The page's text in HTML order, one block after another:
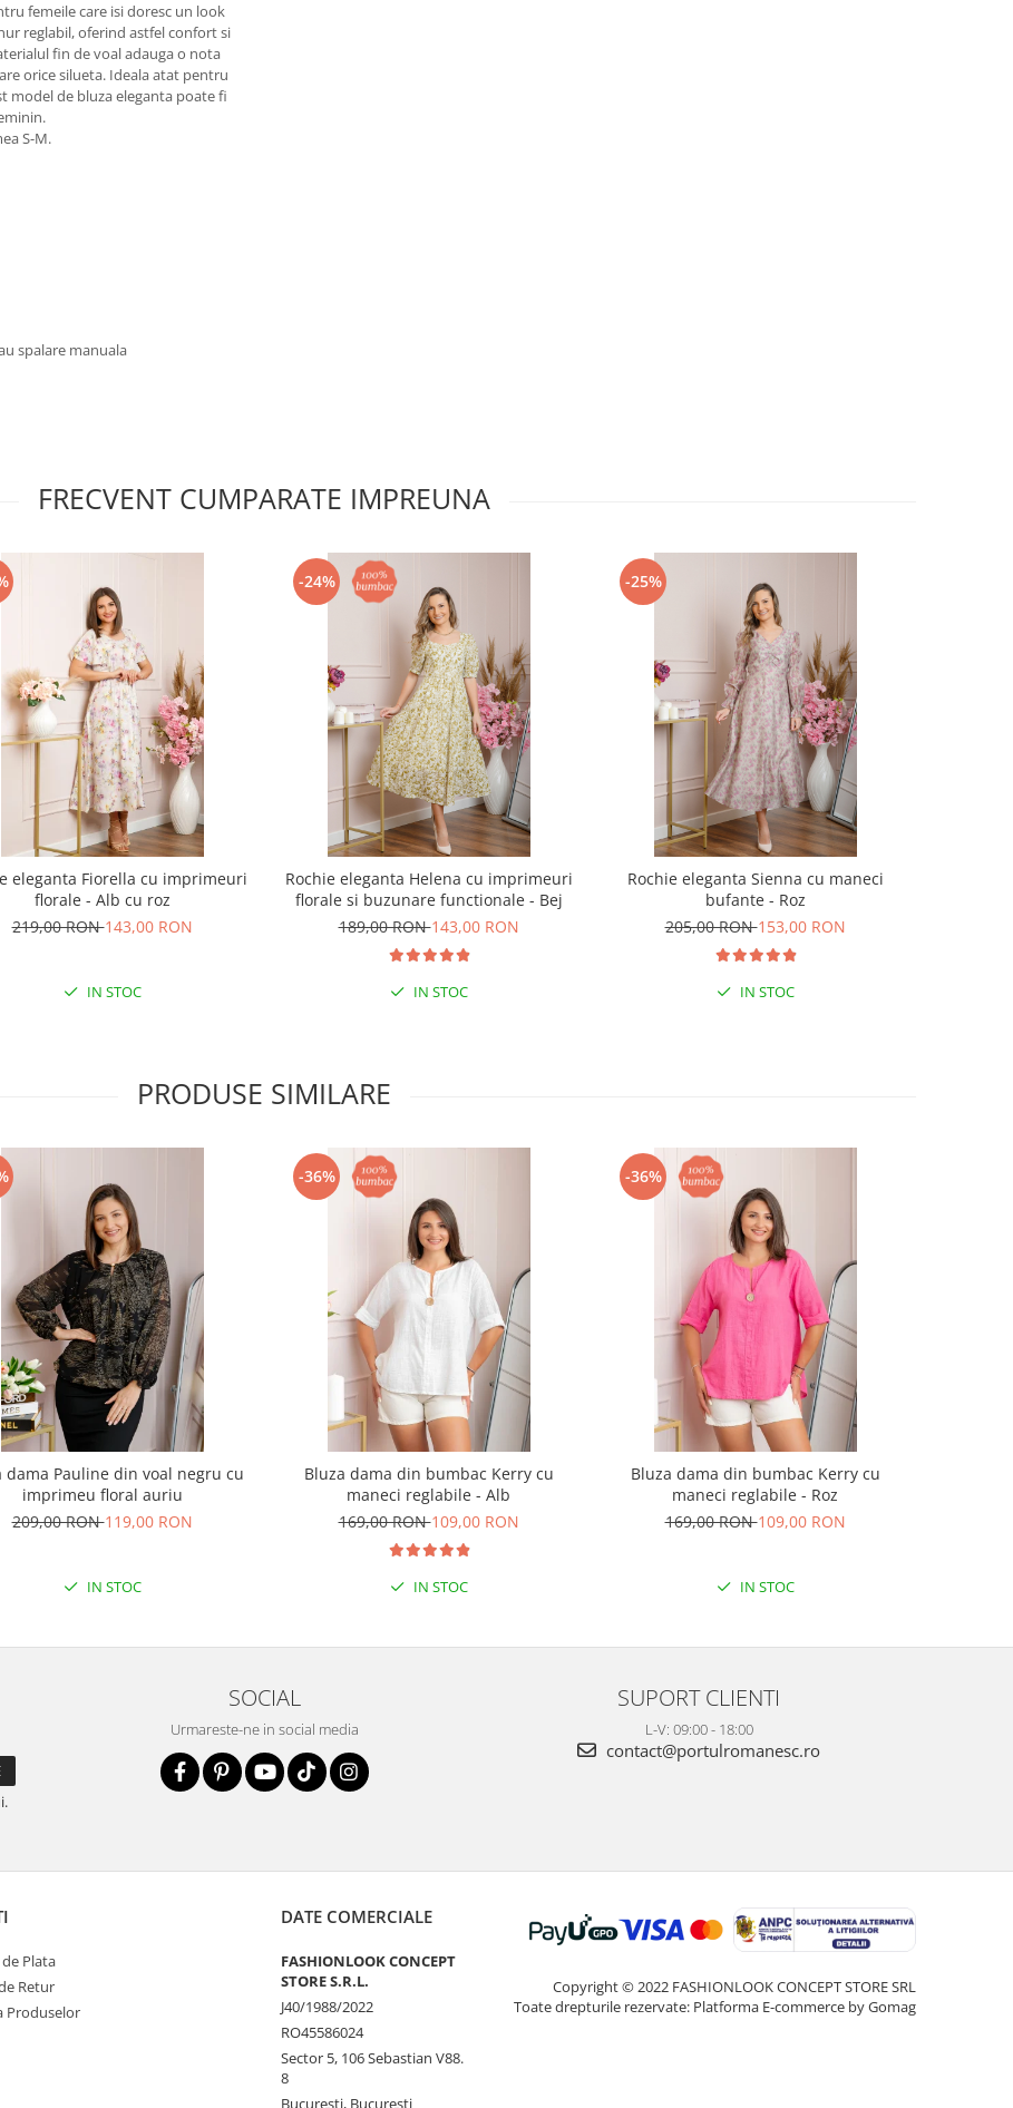
femeile care isi doresc un look
reglabil, oferind astfel confort si
fin de voal adauga o nota
orice silueta. Ideala atat pentru
model de bluza eleganta poate fi
S-M.
spalare manuala
FRECVENT CUMPARATE IMPREUNA
eleganta Fiorella cu imprimeuri
florale - Alb cu roz
219,00 RON143,00 RON
IN STOC
-24%
Rochie eleganta Helena cu imprimeuri
florale si buzunare functionale - Bej
189,00 RON143,00 RON
IN STOC
-25%
Rochie eleganta Sienna cu maneci
bufante - Roz
205,00 RON153,00 RON
IN STOC
PRODUSE SIMILARE
dama Pauline din voal negru cu
imprimeu floral auriu
209,00 RON119,00 RON
IN STOC
-36%
Bluza dama din bumbac Kerry cu
maneci reglabile - Alb
169,00 RON109,00 RON
IN STOC
-36%
Bluza dama din bumbac Kerry cu
maneci reglabile - Roz
169,00 RON109,00 RON
IN STOC
SOCIAL
Urmareste-ne in social media
SUPORT CLIENTI
L-V: 09:00 - 18:00
contact@portulromanesc.ro
Plata
Retur
Produselor
DATE COMERCIALE
FASHIONLOOK CONCEPT
STORE S.R.L.
J40/1988/2022
RO45586024
Sector 5, 106 Sebastian V88.
8
Bucureşti, Bucureşti
Copyright © 2022 FASHIONLOOK CONCEPT STORE SRL
Toate drepturile rezervate: Platforma E-commerce by Gomag